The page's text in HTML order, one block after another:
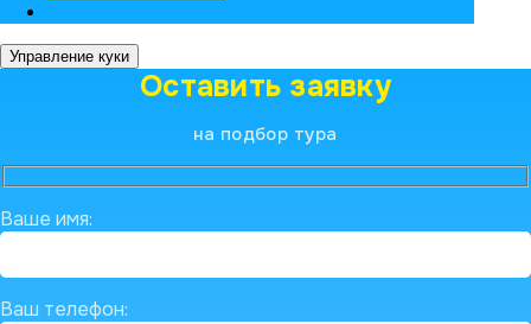
Управление куки
Оставить заявку
на подбор тура
Ваше имя:
Ваш телефон: